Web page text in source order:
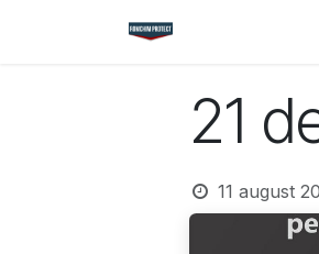
21
11 august